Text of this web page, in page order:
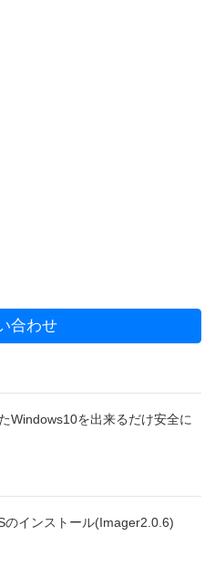
合わせ
Windows10を出来るだけ安全に
のインストール(Imager2.0.6)